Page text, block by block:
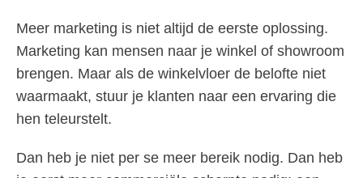
Meer marketing is niet altijd de eerste oplossing.
Marketing kan mensen naar je winkel of showroom
brengen. Maar als de winkelvloer de belofte niet
waarmaakt, stuur je klanten naar een ervaring die
hen teleurstelt.
Dan heb je niet per se meer bereik nodig. Dan heb